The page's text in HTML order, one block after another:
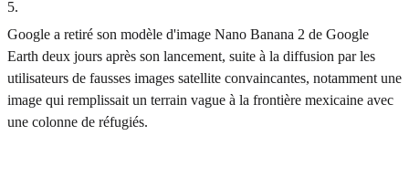
5.
Google a retiré son modèle d'image Nano Banana 2 de Google
Earth deux jours après son lancement, suite à la diffusion par les
utilisateurs de fausses images satellite convaincantes, notamment une
image qui remplissait un terrain vague à la frontière mexicaine avec
une colonne de réfugiés.